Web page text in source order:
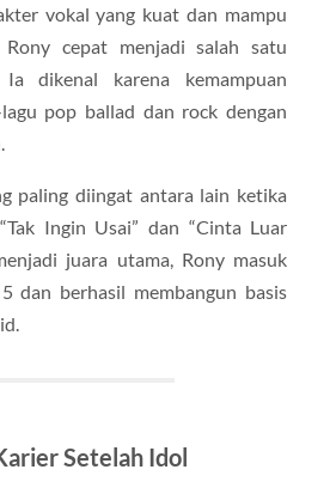
vokal yang kuat dan mampu
Rony cepat menjadi salah satu
dikenal karena kemampuan
pop ballad dan rock dengan
paling diingat antara lain ketika
Ingin Usai” dan “Cinta Luar
juara utama, Rony masuk
dan berhasil membangun basis
Setelah Idol